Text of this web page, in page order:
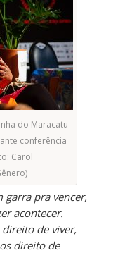
do Maracatu
conferência
Carol
garra pra vencer,
acontecer.
de viver,
direito de